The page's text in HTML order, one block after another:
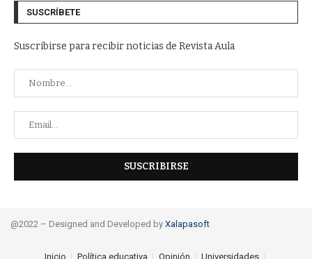
SUSCRÍBETE
Suscribirse para recibir noticias de Revista Aula
@2022 – Designed and Developed by Xalapasoft
Inicio Política educativa Opinión Universidades